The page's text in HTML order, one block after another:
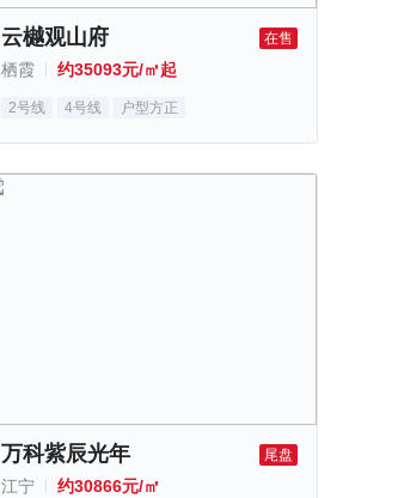
云樾观山府 在售
栖霞 约35093元/㎡起
2号线 4号线 户型方正
万科紫辰光年 尾盘
江宁 约30866元/㎡